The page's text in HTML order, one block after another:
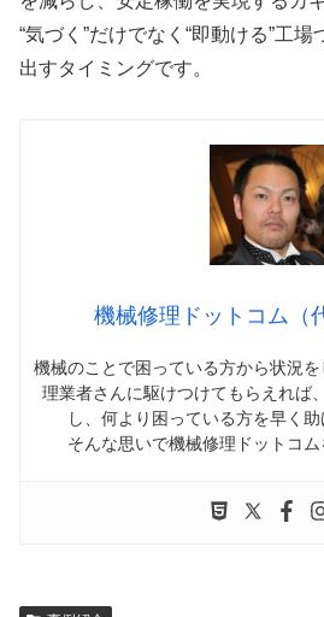
“気づく”だけでなく“即動ける”工
出すタイミングです。
機械修理ドットコム（
機械のことで困っている方から状況
理業者さんに駆けつけてもらえれば
し、何より困っている方を早く助
そんな思いで機械修理ドットコム